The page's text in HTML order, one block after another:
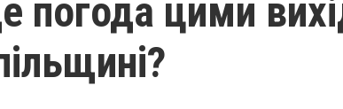
погода цими